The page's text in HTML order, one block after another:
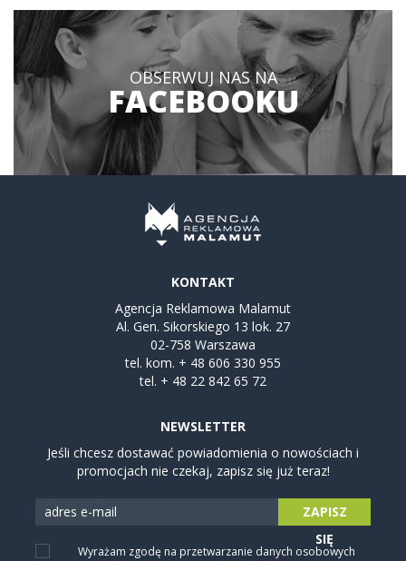
OBSERWUJ NAS NA
FACEBOOKU
KONTAKT
Agencja Reklamowa Malamut
Al. Gen. Sikorskiego 13 lok. 27
02-758 Warszawa
tel. kom. + 48 606 330 955
tel. + 48 22 842 65 72
NEWSLETTER
Jeśli chcesz dostawać powiadomienia o nowościach i
promocjach nie czekaj, zapisz się już teraz!
Wyrażam zgodę na przetwarzanie danych osobowych
ZAPISZ
SIĘ